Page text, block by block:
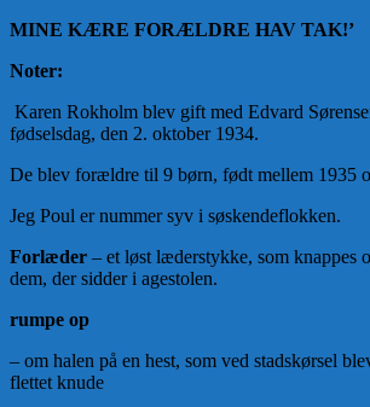
MINE KÆRE FORÆLDRE HAV TAK!’
Noter:
Karen Rokholm blev gift med Edvard
fødselsdag, den 2. oktober 1934.
De blev forældre til 9 børn, født mellem 1935
Jeg Poul er nummer syv i søskendeflokken.
Forlæder – et løst læderstykke, som knappes
dem, der sidder i agestolen.
rumpe op
– om halen på en hest, som ved stadskørsel
flettet knude